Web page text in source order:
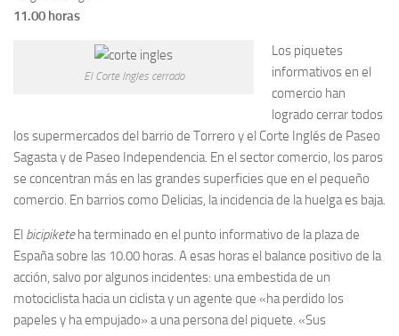
11.00 horas
El Corte Ingles cerrado
Los piquetes
informativos en el
comercio han
logrado cerrar todos
los supermercados del barrio de Torrero y el Corte Inglés de Paseo
Sagasta y de Paseo Independencia. En el sector comercio, los paros
se concentran más en las grandes superficies que en el pequeño
comercio. En barrios como Delicias, la incidencia de la huelga es baja.
El bicipiketeha terminado en el punto informativo de la plaza de
España sobre las 10.00 horas. A esas horas el balance positivo de la
acción, salvo por algunos incidentes: una embestida de un
motociclista hacia un ciclista y un agente que «ha perdido los
papeles y ha empujado» a una persona del piquete. «Sus